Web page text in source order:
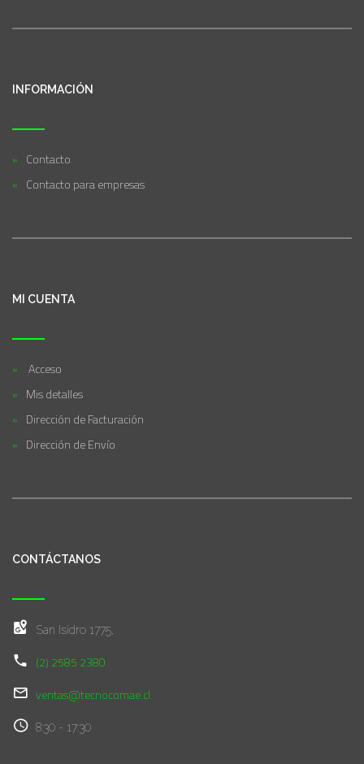
INFORMACIÓN
Contacto
Contacto para empresas
MI CUENTA
Acceso
Mis detalles
Dirección de Facturación
Dirección de Envío
CONTÁCTANOS
San Isidro 1775,
(2) 2585 2380
ventas@tecnocomae.cl
8:30 - 17:30